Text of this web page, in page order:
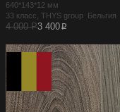
640*143*12 мм
33 класс, THYS group Бельгия
4 000 Р3 400p